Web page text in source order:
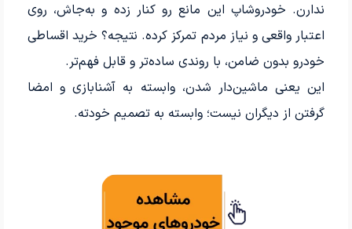
ندارن. خودروشاپ این مانع رو کنار زده و به‌جاش، روی
اعتبار واقعی و نیاز مردم تمرکز کرده. نتیجه؟ خرید اقساطی
خودرو بدون ضامن، با روندی ساده‌تر و قابل فهم‌تر.
این یعنی ماشین‌دار شدن، وابسته به آشنابازی و امضا
گرفتن از دیگران نیست؛ وابسته به تصمیم خودته.